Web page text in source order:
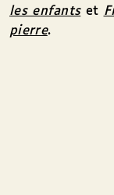
les enfantset
pierre.